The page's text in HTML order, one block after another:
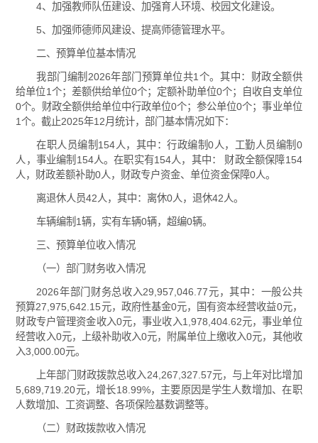
4、加强教师队伍建设、加强育人环境、校园文化建设。
5、加强师德师风建设、提高师德管理水平。
二、预算单位基本情况
我部门编制2026年部门预算单位共1个。其中：财政全额供
给单位1个；差额供给单位0个；定额补助单位0个；自收自支单位
0个。财政全额供给单位中行政单位0个；参公单位0个；事业单位
1个。截止2025年12月统计，部门基本情况如下：
在职人员编制154人，其中：行政编制0人，工勤人员编制0
人，事业编制154人。在职实有154人，其中： 财政全额保障154
人，财政差额补助0人，财政专户资金、单位资金保障0人。
离退休人员42人，其中：离休0人，退休42人。
车辆编制1辆，实有车辆0辆，超编0辆。
三、预算单位收入情况
（一）部门财务收入情况
2026年部门财务总收入29,957,046.77元，其中：一般公共
预算27,975,642.15元，政府性基金0元，国有资本经营收益0元，
财政专户管理资金收入0元，事业收入1,978,404.62元，事业单位
经营收入0元，上级补助收入0元，附属单位上缴收入0元，其他收
入3,000.00元。
上年部门财政拨款总收入24,267,327.57元，与上年对比增加
5,689,719.20元，增长18.99%，主要原因是学生人数增加、在职
人数增加、工资调整、各项保险基数调整等。
（二）财政拨款收入情况